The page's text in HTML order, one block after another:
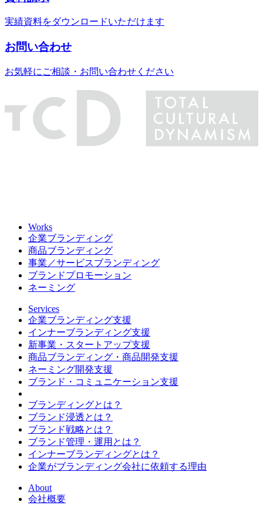
実績資料をダウンロードいただけます
お問い合わせ
お気軽にご相談・お問い合わせください
Works
企業ブランディング
商品ブランディング
事業／サービスブランディング
ブランドプロモーション
ネーミング
Services
企業ブランディング支援
インナーブランディング支援
新事業・スタートアップ支援
商品ブランディング・商品開発支援
ネーミング開発支援
ブランド・コミュニケーション支援
ブランディングとは？
ブランド浸透とは？
ブランド戦略とは？
ブランド管理・運用とは？
インナーブランディングとは？
企業がブランディング会社に依頼する理由
About
会社概要